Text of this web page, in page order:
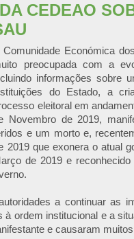
CEDEAO
Comunidade Económica
preocupada com a
informações sobre
do Estado, a
eleitoral em
Novembro de 2019,
e um morto e,
2019 que exonera o atual
de 2019 e
a continuar as
à ordem institucional e a
e causaram